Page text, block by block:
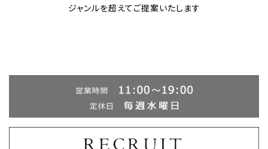
ジャンルを超えてご提案いたします